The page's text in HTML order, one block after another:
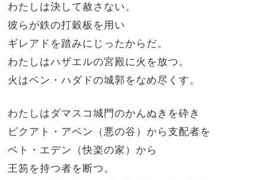
わたしは決して赦さない。
彼らが鉄の打穀板を用い
ギレアドを踏みにじったからだ。
わたしはハザエルの宮殿に火を放つ。
火はベン・ハダドの城郭をなめ尽くす。
わたしはダマスコ城門のかんぬきを砕き
ビクアト・アベン（悪の谷）から支配者を
ベト・エデン（快楽の家）から
王笏を持つ者を断つ。